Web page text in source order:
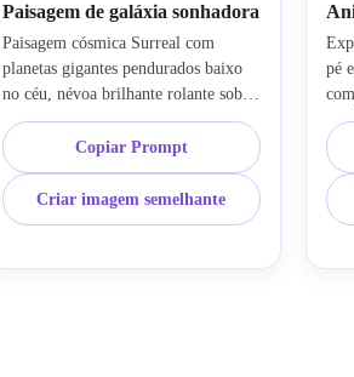
Paisagem de galáxia sonhadora
Paisagem cósmica Surreal com
planetas gigantes pendurados baixo
no céu, névoa brilhante rolante sobre
terreno refletivo, montanhas
alienígenas no horizonte, nuvens de
galáxias iridescentes, paleta rosa,
azul e violeta vívida, iluminação
atmosférica suave, humor sonhador,
pintura fosca de ficção científica de
Copiar Prompt
Criar imagem semelhante
pé